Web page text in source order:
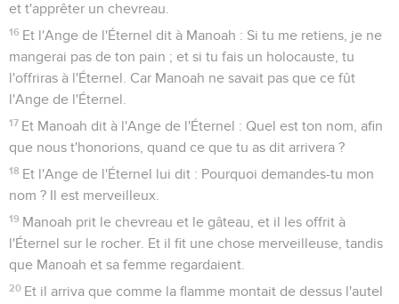
et t'apprêter un chevreau.
16 Et l'Ange de l'Éternel dit à Manoah : Si tu me retiens, je ne
mangerai pas de ton pain ; et si tu fais un holocauste, tu
l'offriras à l'Éternel. Car Manoah ne savait pas que ce fût
l'Ange de l'Éternel.
17 Et Manoah dit à l'Ange de l'Éternel : Quel est ton nom, afin
que nous t'honorions, quand ce que tu as dit arrivera ?
18 Et l'Ange de l'Éternel lui dit : Pourquoi demandes-tu mon
nom ? Il est merveilleux.
19 Manoah prit le chevreau et le gâteau, et il les offrit à
l'Éternel sur le rocher. Et il fit une chose merveilleuse, tandis
que Manoah et sa femme regardaient.
20 Et il arriva que comme la flamme montait de dessus l'autel